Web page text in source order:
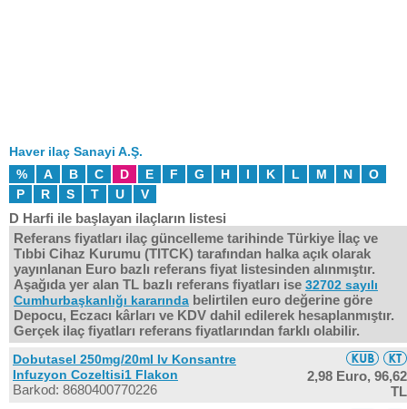
Haver ilaç Sanayi A.Ş.
%
A B C D E F G H I K L M N
O
P
R S T U V
D Harfi ile başlayan ilaçların listesi
Referans fiyatları ilaç güncelleme tarihinde Türkiye İlaç ve
Tıbbi Cihaz Kurumu (TITCK) tarafından halka açık olarak
yayınlanan Euro bazlı referans fiyat listesinden alınmıştır.
Aşağıda yer alan TL bazlı referans fiyatları ise 32702 sayılı
Cumhurbaşkanlığı kararında belirtilen euro değerine göre
Depocu, Eczacı kârları ve KDV dahil edilerek hesaplanmıştır.
Gerçek ilaç fiyatları referans fiyatlarından farklı olabilir.
Dobutasel 250mg/20ml Iv Konsantre
Infuzyon Cozeltisi1 Flakon
Barkod: 8680400770226
2,98 Euro, 96,62
TL